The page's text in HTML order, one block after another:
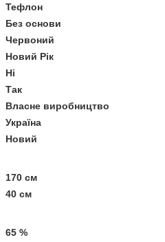
Тефлон
Без основи
Червоний
Новий Рік
Ні
Так
Власне виробництво
Україна
Новий
170 см
40 см
65 %